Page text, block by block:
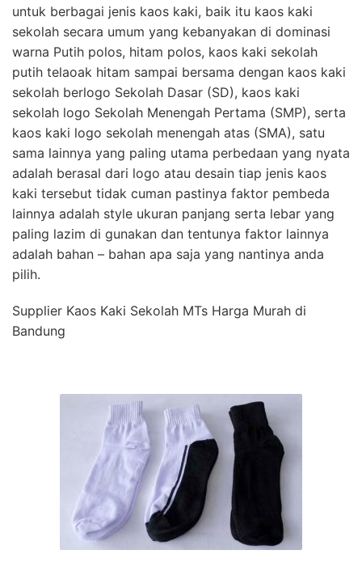
untuk berbagai jenis kaos kaki, baik itu kaos kaki
sekolah secara umum yang kebanyakan di dominasi
warna Putih polos, hitam polos, kaos kaki sekolah
putih telaoak hitam sampai bersama dengan kaos kaki
sekolah berlogo Sekolah Dasar (SD), kaos kaki
sekolah logo Sekolah Menengah Pertama (SMP), serta
kaos kaki logo sekolah menengah atas (SMA), satu
sama lainnya yang paling utama perbedaan yang nyata
adalah berasal dari logo atau desain tiap jenis kaos
kaki tersebut tidak cuman pastinya faktor pembeda
lainnya adalah style ukuran panjang serta lebar yang
paling lazim di gunakan dan tentunya faktor lainnya
adalah bahan – bahan apa saja yang nantinya anda
pilih.
Supplier Kaos Kaki Sekolah MTs Harga Murah di
Bandung